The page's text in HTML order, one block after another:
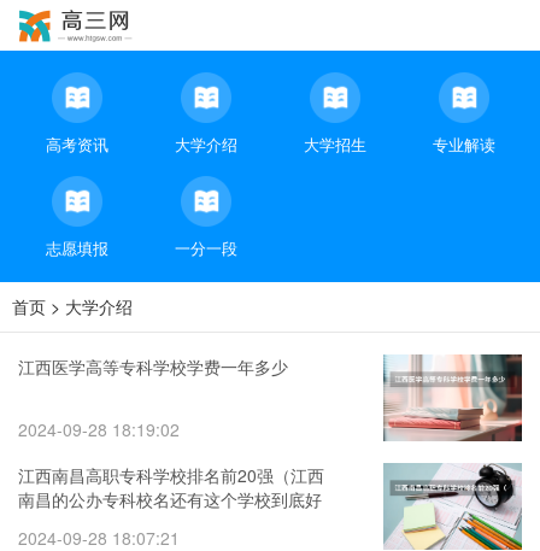
高考资讯 大学介绍 大学招生 专业解读
志愿填报 一分一段
首页 > 大学介绍
江西医学高等专科学校学费一年多少
2024-09-28 18:19:02
江西南昌高职专科学校排名前20强（江西
南昌的公办专科校名还有这个学校到底好
2024-09-28 18:07:21